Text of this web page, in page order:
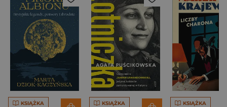
KSIĄŻKA KSIĄŻKA KSIĄŻKA